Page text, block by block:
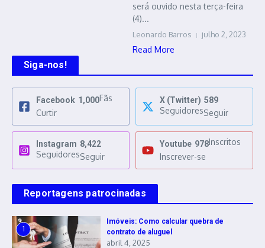
será ouvido nesta terça-feira
(4)...
Leonardo Barros julho 2, 2023
Read More
Siga-nos!
Facebook 1,000Fãs
Curtir
X (Twitter) 589
SeguidoresSeguir
Instagram 8,422
SeguidoresSeguir
Youtube 978Inscritos
Inscrever-se
Reportagens patrocinadas
1
Imóveis: Como calcular quebra de
contrato de aluguel
abril 4, 2025